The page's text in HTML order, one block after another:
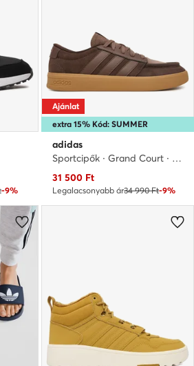
-9%
extra 15% Kód: SUMMER
Ajánlat
adidas
Sportcipők · Grand Court · Barna
Aktuális ár
31 500 Ft
Legalacsonyabb ár34 990 Ft-9%